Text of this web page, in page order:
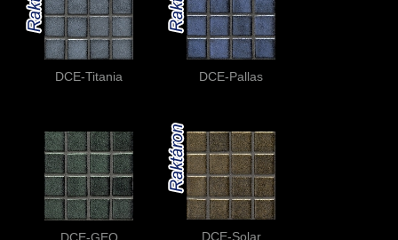
DCE-Titania DCE-Pallas
DCE-Solar